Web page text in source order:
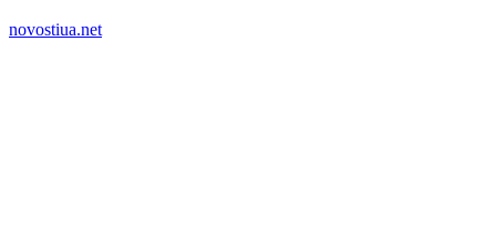
novostiua.net